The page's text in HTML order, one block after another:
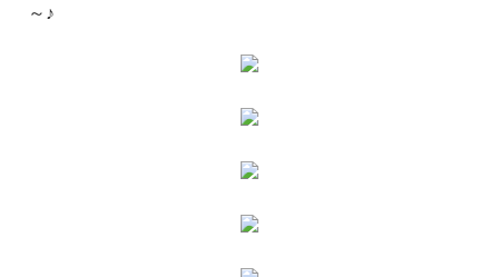
～♪